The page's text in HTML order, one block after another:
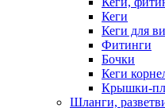
Кеги
Кеги для
Фитинги
Бочки
Кеги
Крышки-
Шланги,